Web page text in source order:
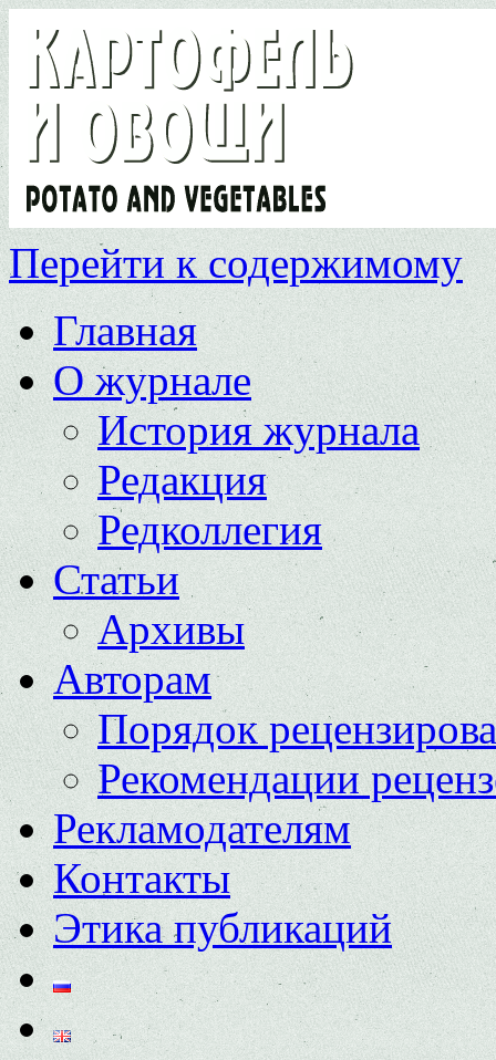
Перейти к содержимому
Главная
О журнале
История журнала
Редакция
Редколлегия
Статьи
Архивы
Авторам
Порядок
Рекомендации
Рекламодателям
Контакты
Этика публикаций